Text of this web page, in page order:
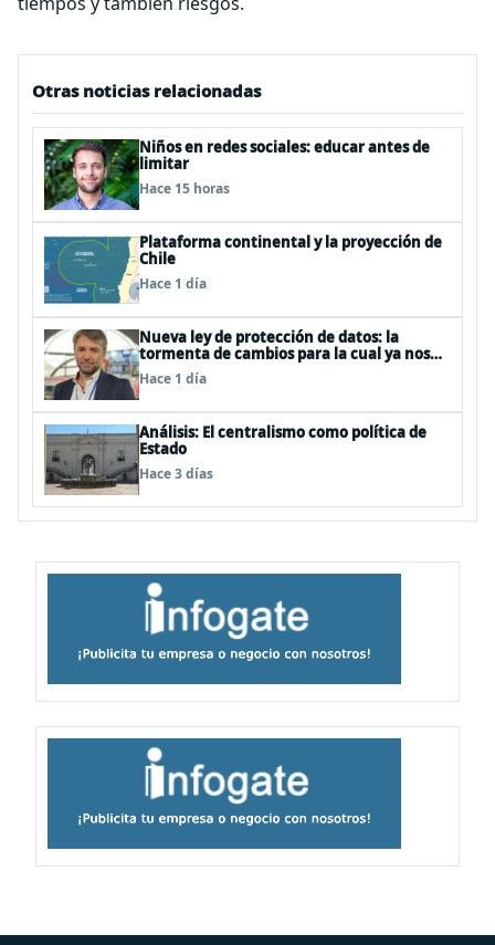
Otras noticias relacionadas
Niños en redes sociales: educar antes de
limitar
Hace 15 horas
Plataforma continental y la proyección de
Chile
Hace 1 día
Nueva ley de protección de datos: la
tormenta de cambios para la cual ya nos
deberíamos estar preparando
Hace 1 día
Análisis: El centralismo como política de
Estado
Hace 3 días